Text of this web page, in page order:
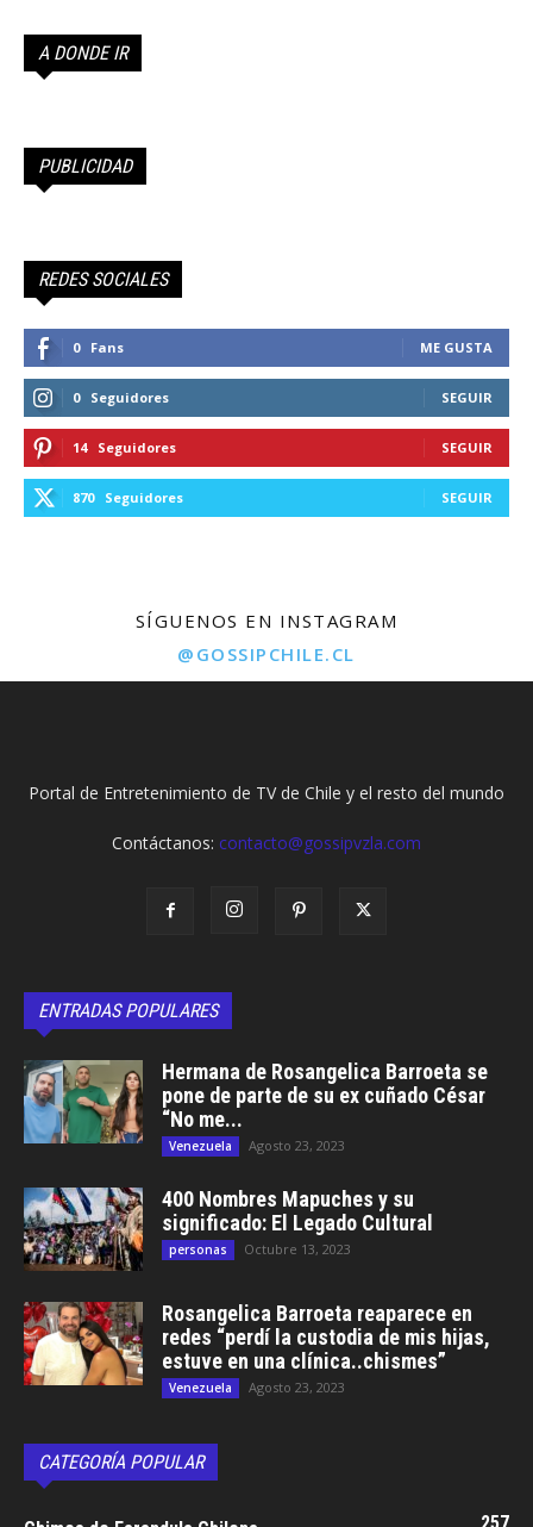
A DONDE IR
PUBLICIDAD
REDES SOCIALES
0 Fans ME GUSTA
0 Seguidores SEGUIR
14 Seguidores SEGUIR
870 Seguidores SEGUIR
SÍGUENOS EN INSTAGRAM
@GOSSIPCHILE.CL
Portal de Entretenimiento de TV de Chile y el resto del mundo
Contáctanos: contacto@gossipvzla.com
ENTRADAS POPULARES
Hermana de Rosangelica Barroeta se
pone de parte de su ex cuñado César
“No me...
Venezuela Agosto 23, 2023
400 Nombres Mapuches y su
significado: El Legado Cultural
personas Octubre 13, 2023
Rosangelica Barroeta reaparece en
redes “perdí la custodia de mis hijas,
estuve en una clínica..chismes”
Venezuela Agosto 23, 2023
CATEGORÍA POPULAR
257